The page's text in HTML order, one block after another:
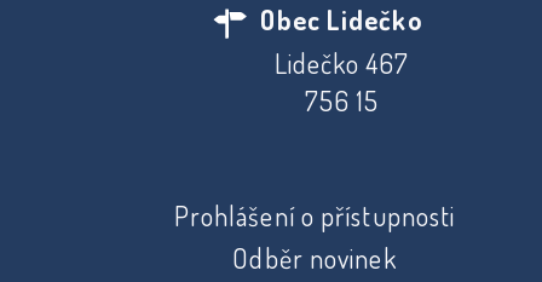
Obec Lidečko
Lidečko 467
756 15
Prohlášení o přístupnosti
Odběr novinek